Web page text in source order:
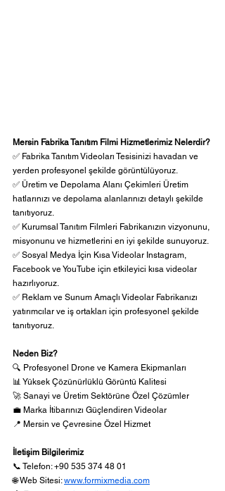
Mersin Fabrika Tanıtım Filmi Hizmetlerimiz Nelerdir?
✅ Fabrika Tanıtım Videoları Tesisinizi havadan ve
yerden profesyonel şekilde görüntülüyoruz.
✅ Üretim ve Depolama Alanı Çekimleri Üretim
hatlarınızı ve depolama alanlarınızı detaylı şekilde
tanıtıyoruz.
✅ Kurumsal Tanıtım Filmleri Fabrikanızın vizyonunu,
misyonunu ve hizmetlerini en iyi şekilde sunuyoruz.
✅ Sosyal Medya İçin Kısa Videolar Instagram,
Facebook ve YouTube için etkileyici kısa videolar
hazırlıyoruz.
✅ Reklam ve Sunum Amaçlı Videolar Fabrikanızı
yatırımcılar ve iş ortakları için profesyonel şekilde
tanıtıyoruz.
Neden Biz?
🔍 Profesyonel Drone ve Kamera Ekipmanları
📊 Yüksek Çözünürlüklü Görüntü Kalitesi
🚀 Sanayi ve Üretim Sektörüne Özel Çözümler
💼 Marka İtibarınızı Güçlendiren Videolar
📍 Mersin ve Çevresine Özel Hizmet
İletişim Bilgilerimiz
📞 Telefon: +90 535 374 48 01
🌐 Web Sitesi: www.formixmedia.com